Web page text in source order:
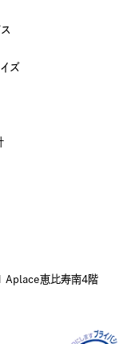
ズ
Aplace恵比寿南4階